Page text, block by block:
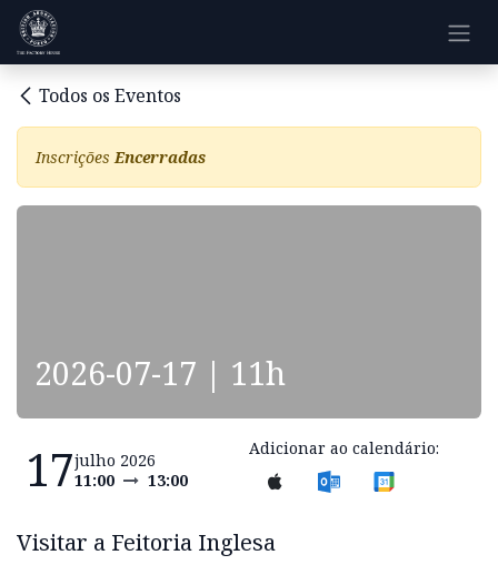
Pular para o conteúdo
Todos os Eventos
Inscrições Encerradas
2026-07-17 | 11h
17julho 2026
11:00
13:00
Adicionar ao calendário:
Visitar a Feitoria Inglesa